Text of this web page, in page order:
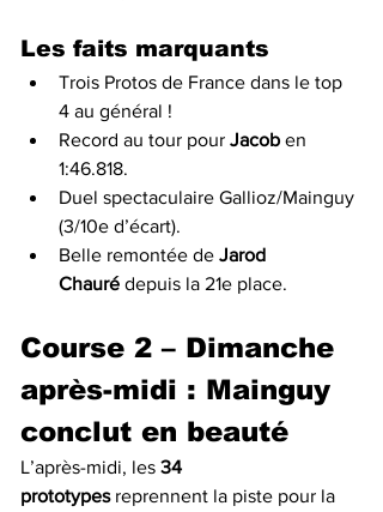
Les faits marquants
Trois Protos de France dans le top
4 au général !
Record au tour pour Jacob en
1:46.818.
Duel spectaculaire Gallioz/Mainguy
(3/10e d’écart).
Belle remontée de Jarod
Chauré depuis la 21e place.
Course 2 – Dimanche
après-midi : Mainguy
conclut en beauté
L’après-midi, les 34
prototypes reprennent la piste pour la